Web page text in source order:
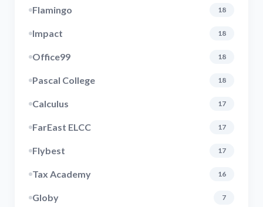
Flamingo 18
Impact 18
Office99 18
Pascal College 18
Calculus 17
FarEast ELCC 17
Flybest 17
Tax Academy 16
Globy 7